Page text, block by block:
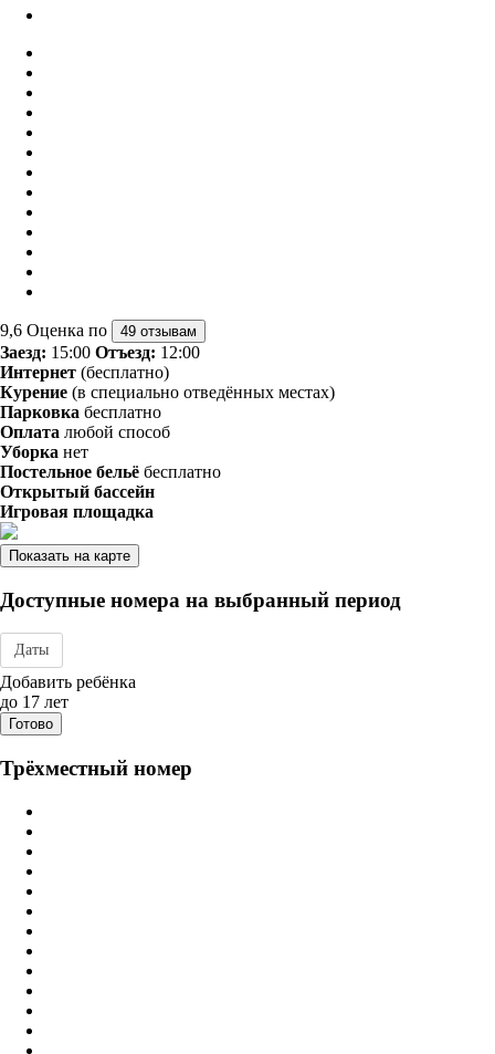
9,6 Оценка по 49 отзывам
Заезд: 15:00 Отъезд: 12:00
Интернет (бесплатно)
Курение (в специально отведённых местах)
Парковка бесплатно
Оплата любой способ
Уборка нет
Постельное бельё бесплатно
Открытый бассейн
Игровая площадка
Показать на карте
Доступные номера на выбранный период
Даты
Дата заезда - отъезда
Добавить ребёнка
до 17 лет
Готово
Трёхместный номер